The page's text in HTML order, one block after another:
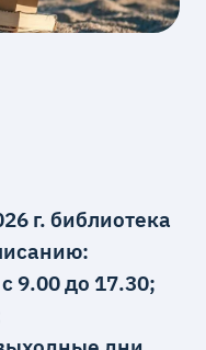
г. библиотека
9.00 до 17.30;